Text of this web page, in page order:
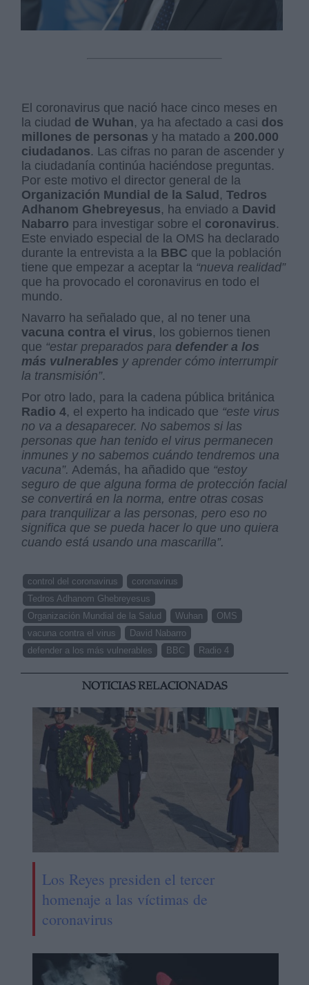
El coronavirus que nació hace cinco meses en
la ciudad de Wuhan, ya ha afectado a casi dos
millones de personas y ha matado a 200.000
ciudadanos. Las cifras no paran de ascender y
la ciudadanía continúa haciéndose preguntas.
Por este motivo el director general de la
Organización Mundial de la Salud,Tedros
Adhanom Ghebreyesus, ha enviado a David
Nabarro para investigar sobre el coronavirus.
Este enviado especial de la OMS ha declarado
durante la entrevista a la BBC que la población
tiene que empezar a aceptar la “nueva realidad”
que ha provocado el coronavirus en todo el
mundo.
Navarro ha señalado que, al no tener una
vacuna contra el virus, los gobiernos tienen
que “estar preparados para defender a los
más vulnerables y aprender cómo interrumpir
la transmisión”.
Por otro lado, para la cadena pública británica
Radio 4, el experto ha indicado que “este virus
no va a desaparecer. No sabemos si las
personas que han tenido el virus permanecen
inmunes y no sabemos cuándo tendremos una
vacuna”. Además, ha añadido que “estoy
seguro de que alguna forma de protección facial
se convertirá en la norma, entre otras cosas
para tranquilizar a las personas, pero eso no
significa que se pueda hacer lo que uno quiera
cuando está usando una mascarilla”.
control del coronavirus
coronavirus
Tedros Adhanom Ghebreyesus
Organización Mundial de la Salud
Wuhan
OMS
vacuna contra el virus
David Nabarro
defender a los más vulnerables
BBC Radio 4
NOTICIAS RELACIONADAS
Los Reyes presiden el tercer
homenaje a las víctimas de
coronavirus